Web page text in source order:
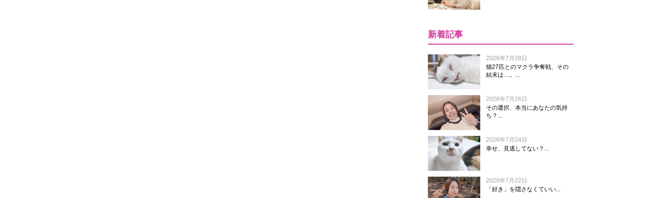
新着記事
2026年7月28日
猫27匹とのマクラ争奪戦、その
結末は…。...
2026年7月26日
その選択、本当にあなたの気持
ち？...
2026年7月24日
幸せ、見逃してない？...
2026年7月22日
「好き」を隠さなくていい...